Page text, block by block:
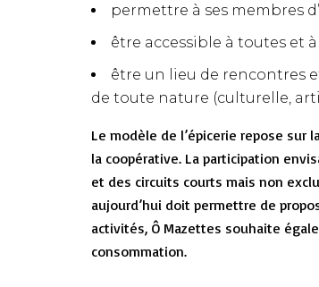
permettre à ses membres
être accessible à toutes et à
être un lieu de rencontres
de toute nature (culturelle,
Le modèle de l’épicerie repose
la coopérative. La participation
et des circuits courts mais non
aujourd’hui doit permettre de
activités, Ô Mazettes souhaite
consommation.